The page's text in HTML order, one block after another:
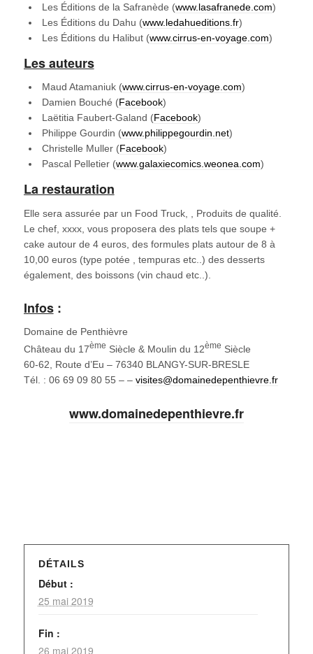
Les Éditions de la Safranède (www.lasafranede.com)
Les Éditions du Dahu (www.ledahueditions.fr)
Les Éditions du Halibut (www.cirrus-en-voyage.com)
Les auteurs
Maud Atamaniuk (www.cirrus-en-voyage.com)
Damien Bouché (Facebook)
Laëtitia Faubert-Galand (Facebook)
Philippe Gourdin (www.philippegourdin.net)
Christelle Muller (Facebook)
Pascal Pelletier (www.galaxiecomics.weonea.com)
La restauration
Elle sera assurée par un Food Truck, , Produits de qualité.
Le chef, xxxx, vous proposera des plats tels que soupe +
cake autour de 4 euros, des formules plats autour de 8 à
10,00 euros (type potée , tempuras etc..) des desserts
également, des boissons (vin chaud etc..).
Infos:
Domaine de Penthièvre
Château du 17ème Siècle & Moulin du 12ème Siècle
60-62, Route d’Eu – 76340 BLANGY-SUR-BRESLE
Tél. : 06 69 09 80 55 – – visites@domainedepenthievre.fr
www.domainedepenthievre.fr
DÉTAILS
Début :
25 mai 2019
Fin :
26 mai 2019